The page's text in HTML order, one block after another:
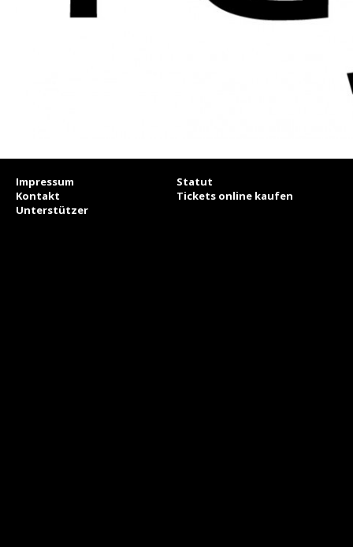
Impressum
Statut
Kontakt
Tickets online kaufen
Unterstützer